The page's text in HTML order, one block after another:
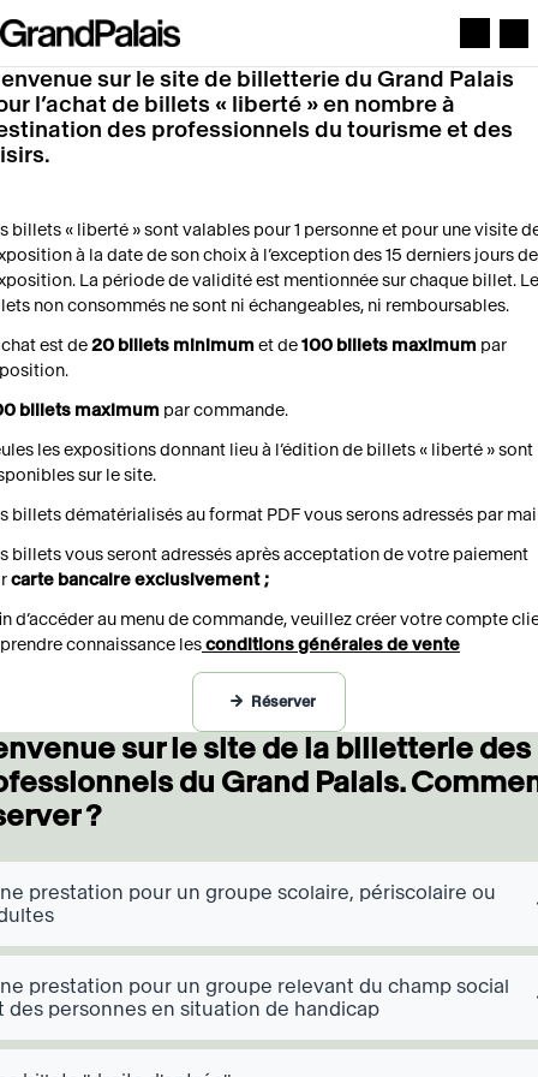
Aller au contenu principal
sur le site de billetterie du Grand Palais
l’achat de billets « liberté » en nombre à
des professionnels du tourisme et des
billets « liberté » sont valables pour 1 personne et pour une visite
à la date de son choix à l’exception des 15 derniers jours de
La période de validité est mentionnée sur chaque billet.
non consommés ne sont ni échangeables, ni remboursables.
est de 20 billets minimum et de 100 billets maximum par
billets maximum par commande.
les expositions donnant lieu à l’édition de billets « liberté » sont
sur le site.
billets dématérialisés au format PDF vous serons adressés par
billets vous seront adressés après acceptation de votre paiement
carte bancaire exclusivement ;
d’accéder au menu de commande, veuillez créer votre compte
connaissance les conditions générales de vente
Réserver
sur le site de la billetterie des
du Grand Palais.
?
prestation pour un groupe scolaire, périscolaire ou
prestation pour un groupe relevant du champ social
des personnes en situation de handicap